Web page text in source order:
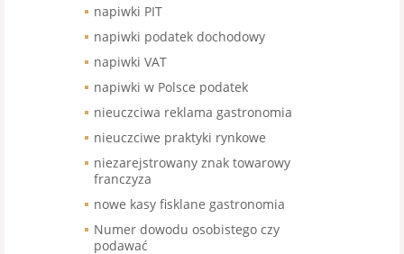
napiwki PIT
napiwki podatek dochodowy
napiwki VAT
napiwki w Polsce podatek
nieuczciwa reklama gastronomia
nieuczciwe praktyki rynkowe
niezarejstrowany znak towarowy
franczyza
nowe kasy fisklane gastronomia
Numer dowodu osobistego czy
podawać